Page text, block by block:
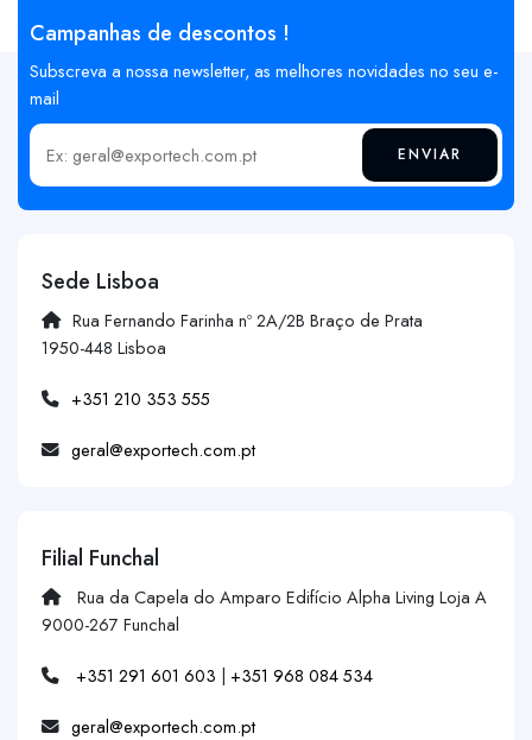
Campanhas de descontos !
Subscreva a nossa newsletter, as melhores novidades no seu e-
mail
Insira o seu email ENVIAR
Sede Lisboa
Rua Fernando Farinha nº 2A/2B Braço de Prata
1950-448 Lisboa
+351 210 353 555
geral@exportech.com.pt
Filial Funchal
Rua da Capela do Amparo Edifício Alpha Living Loja A
9000-267 Funchal
+351 291 601 603 | +351 968 084 534
geral@exportech.com.pt